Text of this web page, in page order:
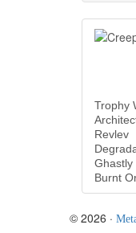
Trophy
Revlev
Ghastly
Burnt
© 2026 ·